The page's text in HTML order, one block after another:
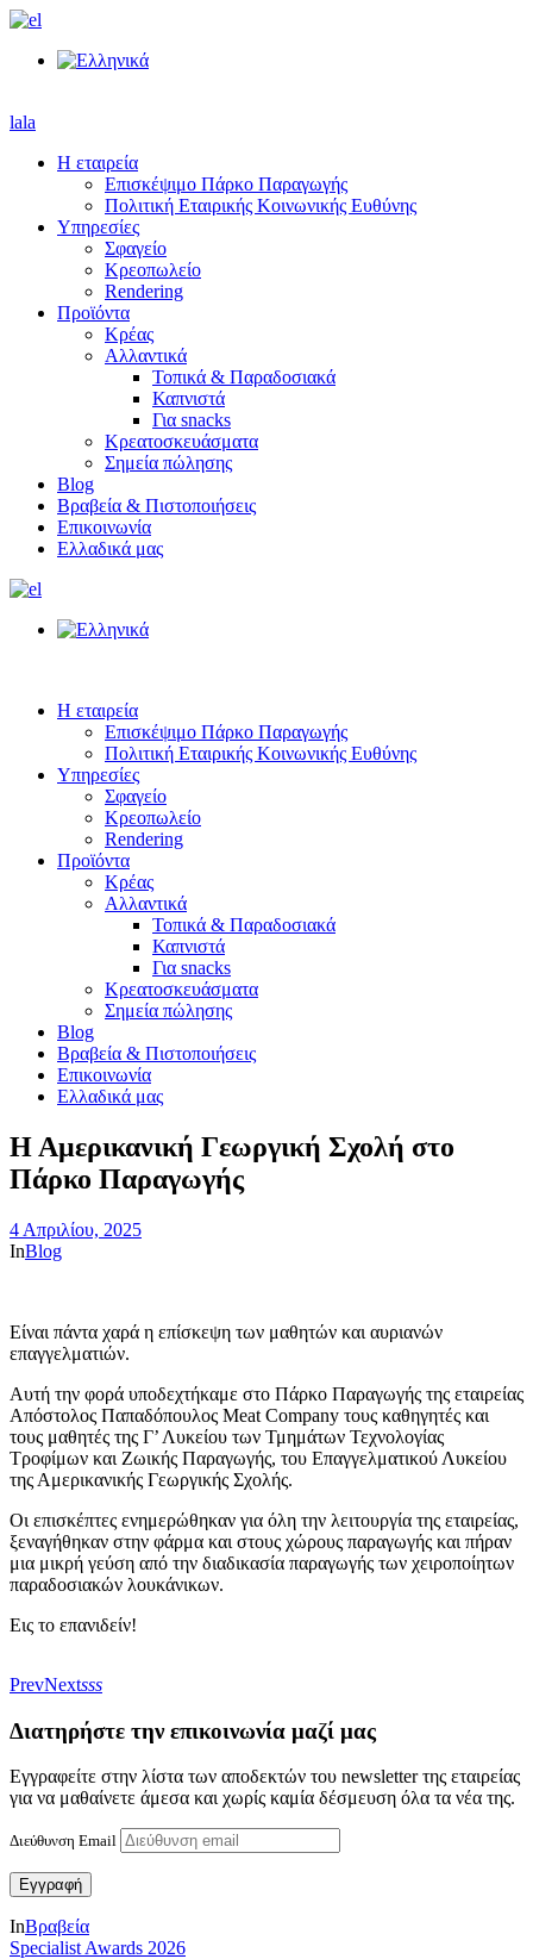
lala
Η εταιρεία
Επισκέψιμο Πάρκο Παραγωγής
Πολιτική Εταιρικής Κοινωνικής Ευθύνης
Υπηρεσίες
Σφαγείο
Κρεοπωλείο
Rendering
Προϊόντα
Κρέας
Αλλαντικά
Τοπικά & Παραδοσιακά
Καπνιστά
Για snacks
Κρεατοσκευάσματα
Σημεία πώλησης
Blog
Βραβεία & Πιστοποιήσεις
Επικοινωνία
Ελλαδικά μας
Η εταιρεία
Επισκέψιμο Πάρκο Παραγωγής
Πολιτική Εταιρικής Κοινωνικής Ευθύνης
Υπηρεσίες
Σφαγείο
Κρεοπωλείο
Rendering
Προϊόντα
Κρέας
Αλλαντικά
Τοπικά & Παραδοσιακά
Καπνιστά
Για snacks
Κρεατοσκευάσματα
Σημεία πώλησης
Blog
Βραβεία & Πιστοποιήσεις
Επικοινωνία
Ελλαδικά μας
Η Αμερικανική Γεωργική Σχολή στο
Πάρκο Παραγωγής
4 Απριλίου, 2025
InBlog
Είναι πάντα χαρά η επίσκεψη των μαθητών και αυριανών
επαγγελματιών.
Αυτή την φορά υποδεχτήκαμε στο Πάρκο Παραγωγής της εταιρείας
Απόστολος Παπαδόπουλος Meat Company τους καθηγητές και
τους μαθητές της Γ’ Λυκείου των Τμημάτων Τεχνολογίας
Τροφίμων και Ζωικής Παραγωγής, του Επαγγελματικού Λυκείου
της Αμερικανικής Γεωργικής Σχολής.
Οι επισκέπτες ενημερώθηκαν για όλη την λειτουργία της εταιρείας,
ξεναγήθηκαν στην φάρμα και στους χώρους παραγωγής και πήραν
μια μικρή γεύση από την διαδικασία παραγωγής των χειροποίητων
παραδοσιακών λουκάνικων.
Εις το επανιδείν!
PrevNextsss
Διατηρήστε την επικοινωνία μαζί μας
Εγγραφείτε στην λίστα των αποδεκτών του newsletter της εταιρείας
για να μαθαίνετε άμεσα και χωρίς καμία δέσμευση όλα τα νέα της.
Διεύθυνση Email
InΒραβεία
Specialist Awards 2026